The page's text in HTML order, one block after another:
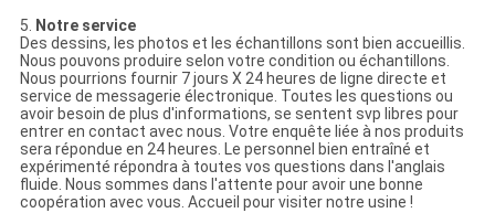
5. Notre service
Des dessins, les photos et les échantillons sont bien accueillis.
Nous pouvons produire selon votre condition ou échantillons.
Nous pourrions fournir 7 jours X 24 heures de ligne directe et
service de messagerie électronique. Toutes les questions ou
avoir besoin de plus d'informations, se sentent svp libres pour
entrer en contact avec nous. Votre enquête liée à nos produits
sera répondue en 24 heures. Le personnel bien entraîné et
expérimenté répondra à toutes vos questions dans l'anglais
fluide. Nous sommes dans l'attente pour avoir une bonne
coopération avec vous. Accueil pour visiter notre usine !